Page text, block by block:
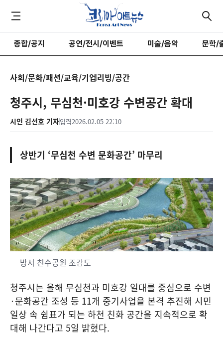
종합/공지 공연/전시/이벤트 미술/음악 문학/
사회/문화/패션/교육/기업리빙/공간
청주시, 무심천·미호강 수변공간 확대
시인 김선호 기자입력2026.02.05 22:10
상반기 ‘무심천 수변 문화공간’ 마무리
방서 친수공원 조감도
청주시는 올해 무심천과 미호강 일대를 중심으로 수변
·문화공간 조성 등 11개 중기사업을 본격 추진해 시민
일상 속 쉼표가 되는 하천 친화 공간을 지속적으로 확
대해 나간다고 5일 밝혔다.